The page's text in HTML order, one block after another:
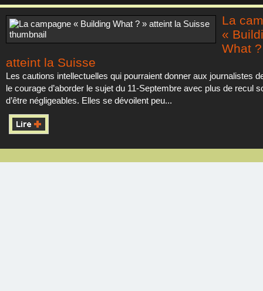
La
«
What
atteint la Suisse
Les cautions intellectuelles qui pourraient donner aux journalistes
le courage d’aborder le sujet du 11-Septembre avec plus de recul
d’être négligeables. Elles se dévoilent peu...